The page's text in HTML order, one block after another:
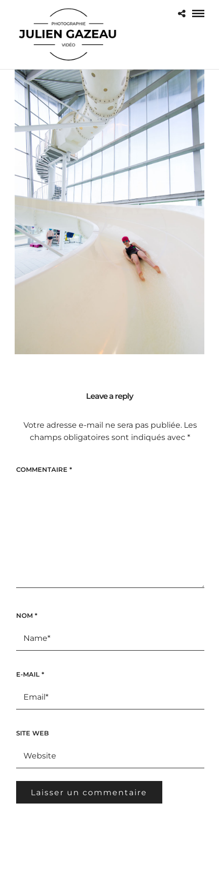
Leave a reply
Votre adresse e-mail ne sera pas publiée. Les
champs obligatoires sont indiqués avec*
COMMENTAIRE *
NOM *
E-MAIL *
SITE WEB